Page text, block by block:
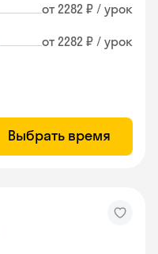
от 2282 ₽ / урок
от 2282 ₽ / урок
Выбрать время